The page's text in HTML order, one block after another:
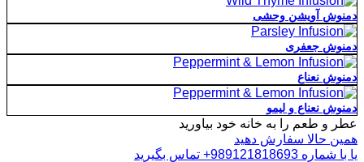
دمنوش آویشن وحشی
دمنوش جعفری
دمنوش نعناع
دمنوش نعناع و لیمو
عطر و طعم را به خانه خود بیاورید
همین حالا سفارش دهید
یا با شماره 989121818693+ تماس بگیرید